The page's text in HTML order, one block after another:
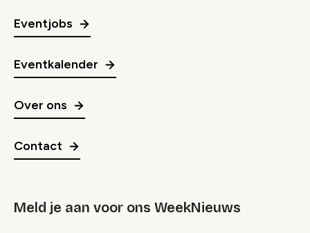
Eventjobs
Eventkalender
Over ons
Contact
Meld je aan voor ons WeekNieuws